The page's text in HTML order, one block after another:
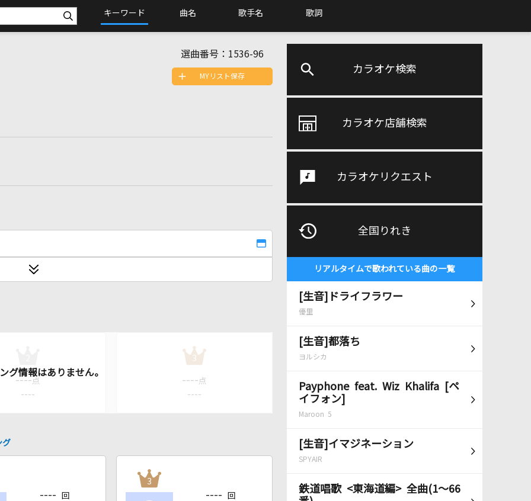
キーワード 曲名 歌手名 歌詞
カラオケ検索
カラオケ店舗検索
カラオケリクエスト
全国りれき
リアルタイムで歌われている曲の一覧
[生音]ドライフラワー
優里
[生音]都落ち
ヨルシカ
Payphone feat. Wiz Khalifa [ペ
イフォン]
Maroon 5
[生音]イマジネーション
SPYAIR
鉄道唱歌 <東海道編> 全曲(1～66
選曲番号： 1536-96
MYリスト保存
---- 点
----
3
---- 点
----
グ
---- 回
3
---- 回